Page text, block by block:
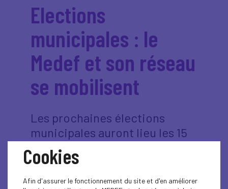
Elections
municipales : le
Medef et son réseau
se mobilisent
Les prochaines élections
municipales auront lieu les 15
et 22 mars 2026 et, comme à
chaque échéance électorale,
le Medef est pleinement
Cookies
Afin d'assurer le fonctionnement du site et d'en améliorer